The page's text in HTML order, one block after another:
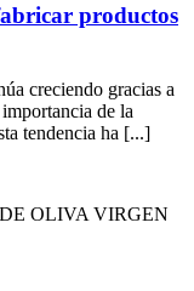
productos
creciendo gracias a
de la
tendencia ha [...]